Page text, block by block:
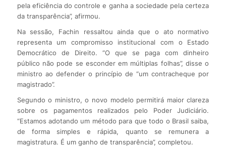
pela eficiência do controle e ganha a sociedade pela certeza
da transparência”, afirmou.
Na sessão, Fachin ressaltou ainda que o ato normativo
representa um compromisso institucional com o Estado
Democrático de Direito. “O que se paga com dinheiro
público não pode se esconder em múltiplas folhas”, disse o
ministro ao defender o princípio de “um contracheque por
magistrado”.
Segundo o ministro, o novo modelo permitirá maior clareza
sobre os pagamentos realizados pelo Poder Judiciário.
“Estamos adotando um método para que todo o Brasil saiba,
de forma simples e rápida, quanto se remunera a
magistratura. É um ganho de transparência”, completou.